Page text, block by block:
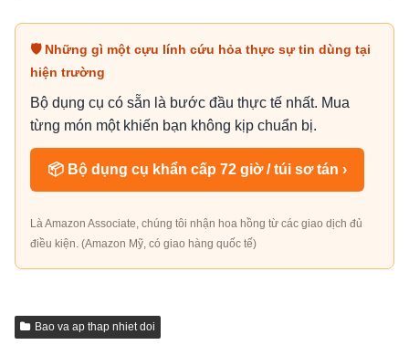
🛡 Những gì một cựu lính cứu hỏa thực sự tin dùng tại
hiện trường
Bộ dụng cụ có sẵn là bước đầu thực tế nhất. Mua
từng món một khiến bạn không kịp chuẩn bị.
📦 Bộ dụng cụ khẩn cấp 72 giờ / túi sơ tán ›
Là Amazon Associate, chúng tôi nhận hoa hồng từ các giao dịch đủ
điều kiện. (Amazon Mỹ, có giao hàng quốc tế)
Bao va ap thap nhiet doi